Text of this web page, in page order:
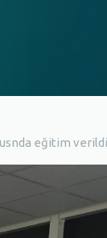
eğitim